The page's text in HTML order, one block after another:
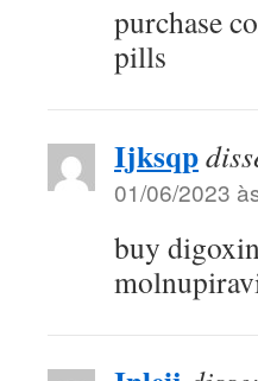
purchase
pills
Ijksqp
01/06/2023
buy